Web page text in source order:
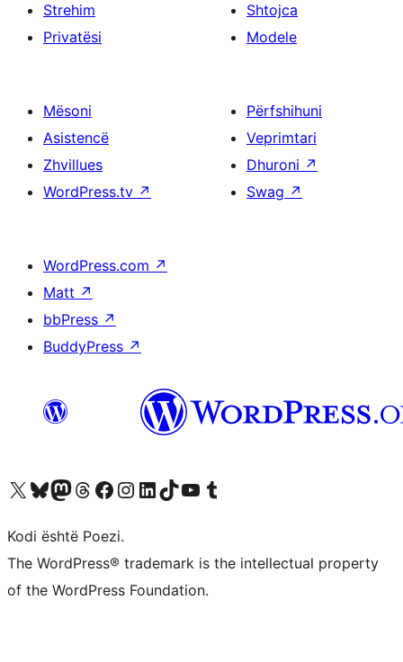
Strehim
Privatësi
Shtojca
Modele
Mësoni
Asistencë
Zhvillues
WordPress.tv ↗
Përfshihuni
Veprimtari
Dhuroni ↗
Swag ↗
WordPress.com ↗
Matt ↗
bbPress ↗
BuddyPress ↗
Vizitoni llogarinë tonë X (ish Twitter)
Vizitoni llogarinë tonë Bluesky
Vizitoni llogarinë tonë Mastodon
Vizitoni llogarinë tonë Threads
Vizitoni faqen tonë në Facebook
Vizitoni llogarinë tonë Instagram
Vizitoni llogarinë tonë LinkedIn
Vizitoni llogarinë tonë TikTok
Vizitoni kanalin tonë YouTube
Vizitoni llogarinë tonë Tumblr
Kodi është Poezi.
The WordPress® trademark is the intellectual property
of the WordPress Foundation.